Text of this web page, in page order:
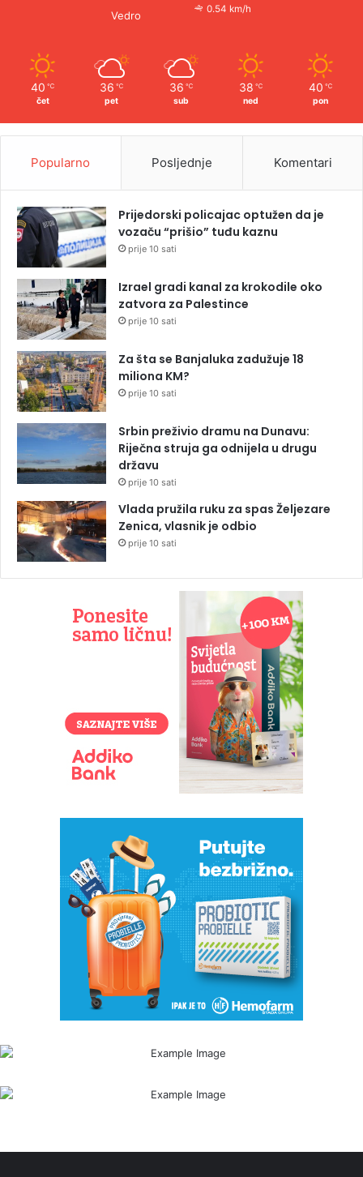
Vedro
0.54 km/h
40 ℃
čet
36 ℃
pet
36 ℃
sub
38 ℃
ned
40 ℃
pon
Popularno Posljednje Komentari
Prijedorski policajac optužen da je
vozaču “prišio” tuđu kaznu
prije 10 sati
Izrael gradi kanal za krokodile oko
zatvora za Palestince
prije 10 sati
Za šta se Banjaluka zadužuje 18
miliona KM?
prije 10 sati
Srbin preživio dramu na Dunavu:
Riječna struja ga odnijela u drugu
državu
prije 10 sati
Vlada pružila ruku za spas Željezare
Zenica, vlasnik je odbio
prije 10 sati